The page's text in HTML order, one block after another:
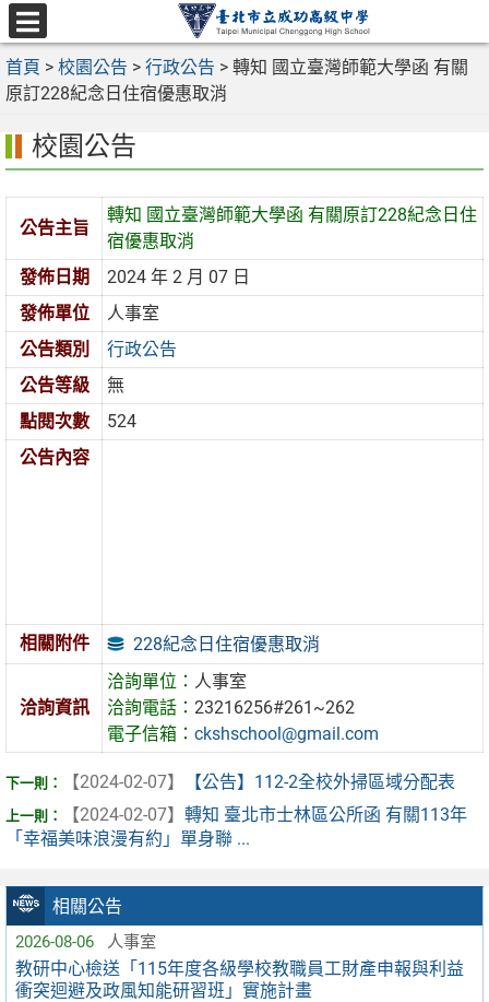
跳
至
主
要
區
選
單
首頁 > 校園公告 > 行政公告 > 轉知 國立臺灣師範大學函 有關
原訂228紀念日住宿優惠取消
相關公告
2026-08-06 人事室
教研中心檢送「115年度各級學校教職員工財產申報與利益
衝突迴避及政風知能研習班」實施計畫
校園公告
公告主旨
轉知 國立臺灣師範大學函 有關原訂228紀念日住
宿優惠取消
發佈日期
2024 年 2 月 07 日
發佈單位
人事室
公告類別
行政公告
公告等級
無
點閱次數
524
公告內容
相關附件 228紀念日住宿優惠取消
洽詢資訊
洽詢單位： 人事室
洽詢電話：23216256#261~262
電子信箱：ckshschool@gmail.com
【2024-02-07】
【公告】112-2全校外掃區域分配表
【2024-02-07】 轉知 臺北市士林區公所函 有關113年
「幸福美味浪漫有約」單身聯 ...